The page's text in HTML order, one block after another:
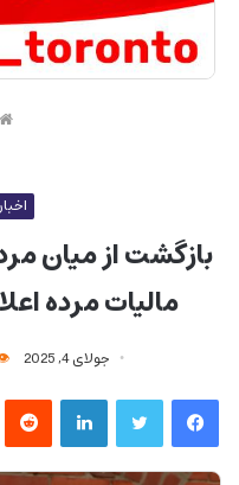
اخبار
بازگشت از میان
مالیات مرده
جولای 4, 2025
فیس بوک توییتر لینکدین